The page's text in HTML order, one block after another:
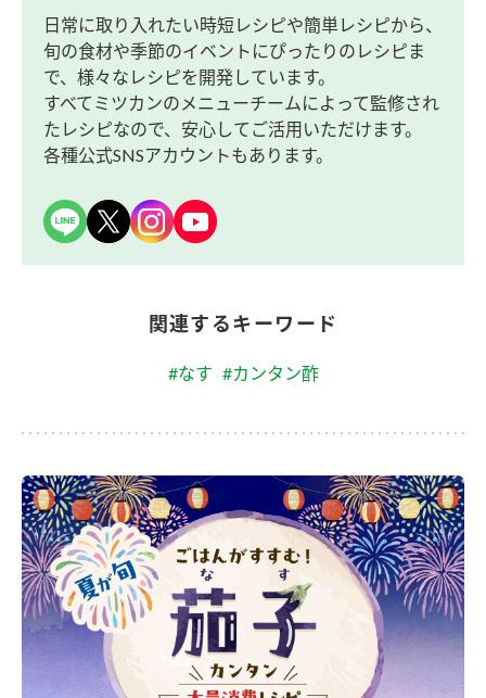
日常に取り入れたい時短レシピや簡単レシピから、
旬の食材や季節のイベントにぴったりのレシピま
で、様々なレシピを開発しています。
すべてミツカンのメニューチームによって監修され
たレシピなので、安心してご活用いただけます。
各種公式SNSアカウントもあります。
関連するキーワード
#なす #カンタン酢